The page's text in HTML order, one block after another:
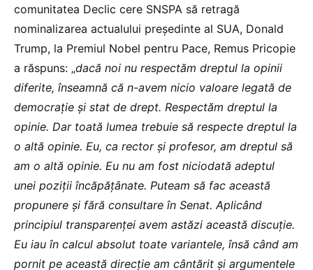
comunitatea Declic cere SNSPA să retragă
nominalizarea actualului președinte al SUA, Donald
Trump, la Premiul Nobel pentru Pace, Remus Pricopie
a răspuns: „dacă noi nu respectăm dreptul la opinii
diferite, înseamnă că n-avem nicio valoare legată de
democrație și stat de drept. Respectăm dreptul la
opinie. Dar toată lumea trebuie să respecte dreptul la
o altă opinie. Eu, ca rector și profesor, am dreptul să
am o altă opinie. Eu nu am fost niciodată adeptul
unei poziții încăpățânate. Puteam să fac această
propunere și fără consultare în Senat. Aplicând
principiul transparenței avem astăzi această discuție.
Eu iau în calcul absolut toate variantele, însă când am
pornit pe această direcție am cântărit și argumentele